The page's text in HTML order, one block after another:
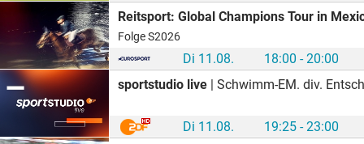
Reitsport: Global Champions Tour in
Folge S2026
Di 11.08.
18:00 - 20:00
sportstudio live | Schwimm-EM. div. Entscheidungen. Übertragung aus Paris/Frankreich. Kommentator: Volker Grube. Moderation: Lena Kesting. Experte: Christian Keller. ca. 20:15. Leichtathletik-EM (AD). div. Entscheidungen. Übertragung aus Birmingham/Großbritannien. Kommentatorin: Alexandra Dersch. Kommentator: Fabian Meseberg. Kommentator: Marc Windgassen. Moderation: Maral
Di 11.08.
19:25 - 23:00